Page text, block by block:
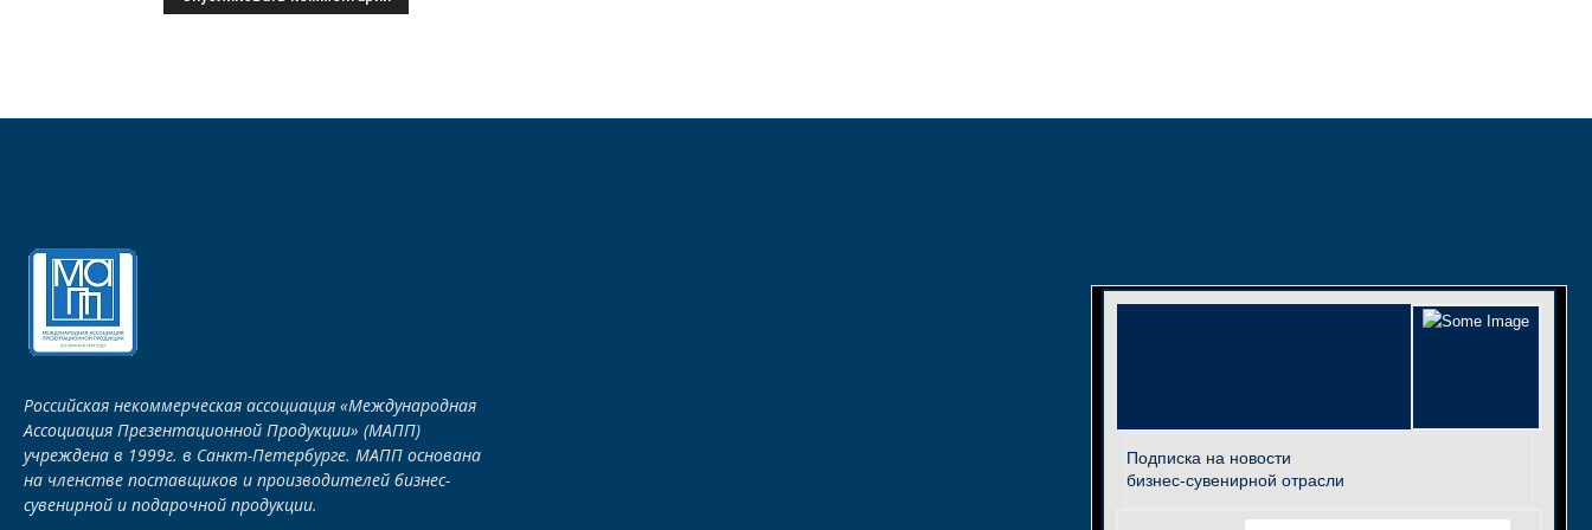
Российская некоммерческая ассоциация «Международная
Ассоциация Презентационной Продукции» (МАПП)
учреждена в 1999г. в Санкт-Петербурге. МАПП основана
на членстве поставщиков и производителей бизнес-
сувенирной и подарочной продукции.
Подписка на новости
бизнес-сувенирной отрасли